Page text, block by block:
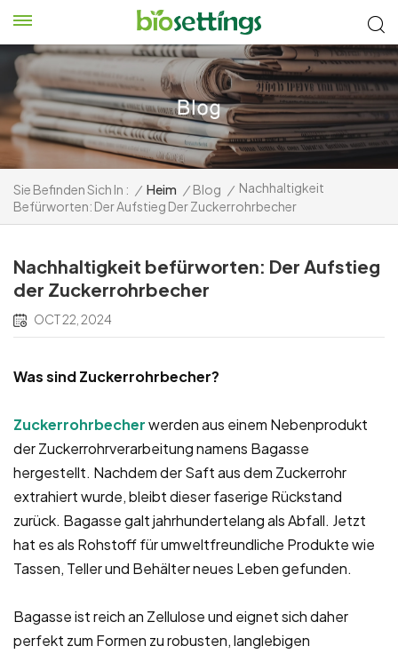
Sie Befinden Sich In : / Heim / Blog / Nachhaltigkeit
Befürworten: Der Aufstieg Der Zuckerrohrbecher
Nachhaltigkeit befürworten: Der Aufstieg
der Zuckerrohrbecher
OCT 22, 2024
Was sind Zuckerrohrbecher?
Zuckerrohrbecherwerden aus einem Nebenprodukt
der Zuckerrohrverarbeitung namens Bagasse
hergestellt. Nachdem der Saft aus dem Zuckerrohr
extrahiert wurde, bleibt dieser faserige Rückstand
zurück. Bagasse galt jahrhundertelang als Abfall. Jetzt
hat es als Rohstoff für umweltfreundliche Produkte wie
Tassen, Teller und Behälter neues Leben gefunden.
Bagasse ist reich an Zellulose und eignet sich daher
perfekt zum Formen zu robusten, langlebigen